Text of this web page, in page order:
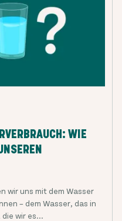
WIE
wir uns mit dem Wasser
– dem Wasser, das in
wir es...